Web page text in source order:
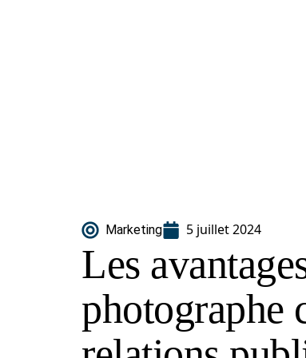
Marketing 5 juillet 2024
Les
photographe